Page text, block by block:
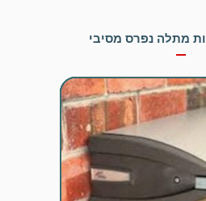
מתלה נפרס מסיבי